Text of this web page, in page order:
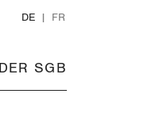
DE FR
DER SGB